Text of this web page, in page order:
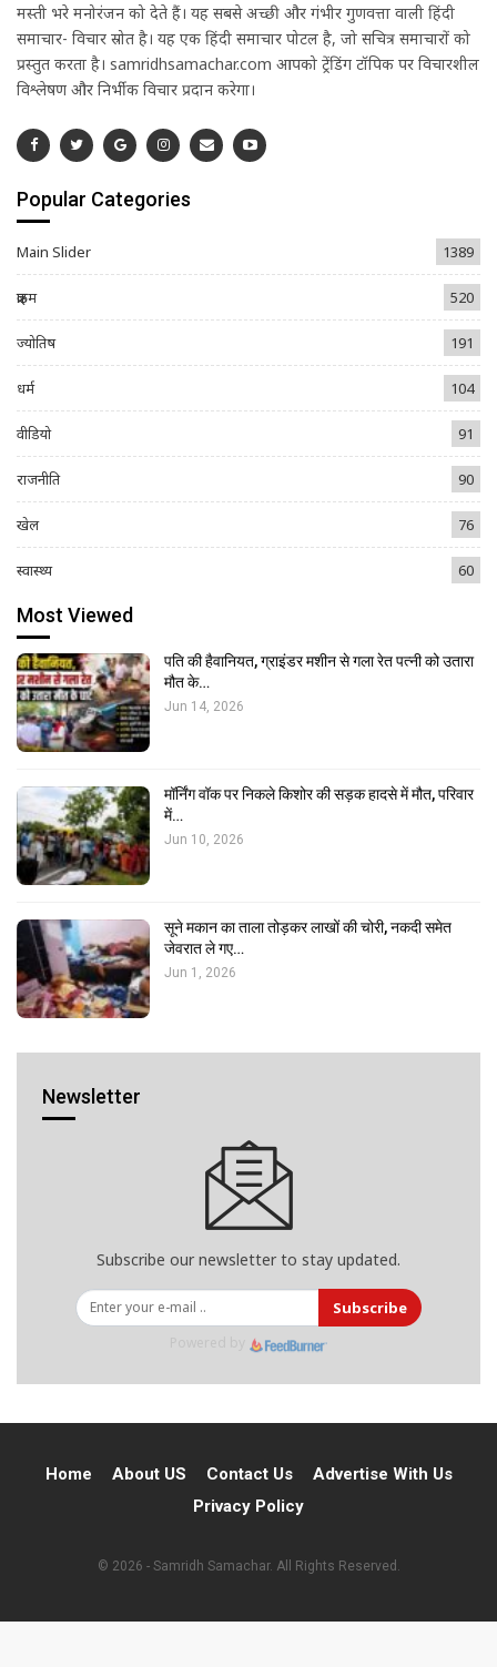
मस्ती भरे मनोरंजन को देते हैं। यह सबसे अच्छी और गंभीर गुणवत्ता वाली हिंदी
समाचार- विचार स्रोत है। यह एक हिंदी समाचार पोर्टल है, जो सचित्र समाचारों को
प्रस्तुत करता है। samridhsamachar.com आपको ट्रेंडिंग टॉपिक पर विचारशील
विश्लेषण और निर्भीक विचार प्रदान करेगा।
Popular Categories
Main Slider 1389
क्राइम 520
ज्योतिष 191
धर्म 104
वीडियो 91
राजनीति 90
खेल 76
स्वास्थ्य 60
Most Viewed
पति की हैवानियत, ग्राइंडर मशीन से गला रेत पत्नी को उतारा
मौत के…
Jun 14, 2026
मॉर्निंग वॉक पर निकले किशोर की सड़क हादसे में मौत, परिवार
में…
Jun 10, 2026
सूने मकान का ताला तोड़कर लाखों की चोरी, नकदी समेत
जेवरात ले गए…
Jun 1, 2026
Newsletter
Subscribe our newsletter to stay updated.
Subscribe
Home About US Contact Us
Advertise With Us
Privacy Policy
© 2026 - Samridh Samachar. All Rights Reserved.